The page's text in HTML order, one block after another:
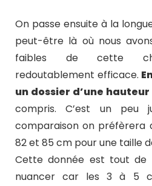
On passe ensuite à la
peut-être là où nous
faibles de cette
redoutablement efficace.
un dossier d’une
compris. C’est un
comparaison on préfèrera
82 et 85 cm pour une taille
Cette donnée est tout de
nuancer car les 3 à 5